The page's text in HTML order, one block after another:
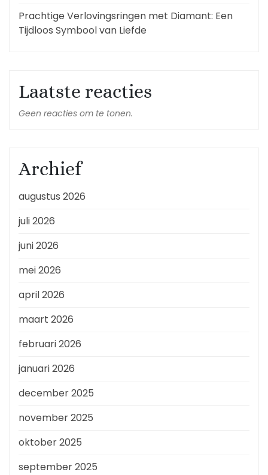
Prachtige Verlovingsringen met Diamant: Een
Tijdloos Symbool van Liefde
Laatste reacties
Geen reacties om te tonen.
Archief
augustus 2026
juli 2026
juni 2026
mei 2026
april 2026
maart 2026
februari 2026
januari 2026
december 2025
november 2025
oktober 2025
september 2025